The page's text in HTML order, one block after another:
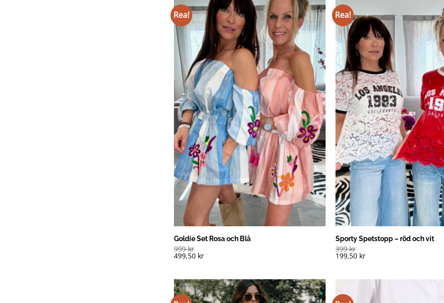
Rea!
Goldie Set Rosa och Blå
999kr
499,50 kr
Rea!
Sporty Spetstopp – röd och vit
399kr
199,50 kr